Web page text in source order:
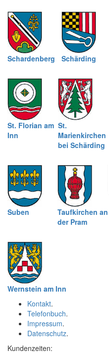
Schardenberg Schärding
St. Florian am
Inn
St.
Marienkirchen
bei Schärding
Suben
Taufkirchen an
der Pram
Wernstein am Inn
Kontakt.
Telefonbuch.
Impressum.
Datenschutz.
Kundenzeiten: